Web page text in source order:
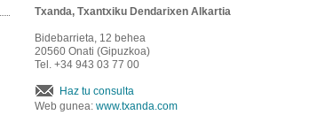
Txanda, Txantxiku Dendarixen Alkartia
Bidebarrieta, 12 behea
20560 Onati (Gipuzkoa)
Tel. +34 943 03 77 00
Haz tu consulta
Web gunea: www.txanda.com